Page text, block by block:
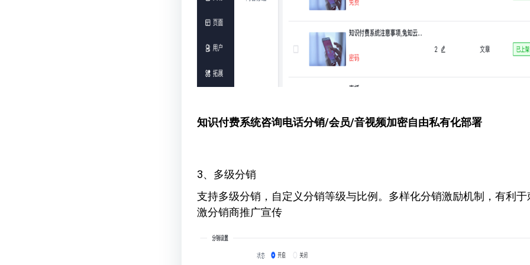
知识付费系统咨询电话分销/会员/音视频加密自由私有化部署
3、多级分销
支持多级分销，自定义分销等级与比例。多样化分销激励机制，有利于
激分销商推广宣传